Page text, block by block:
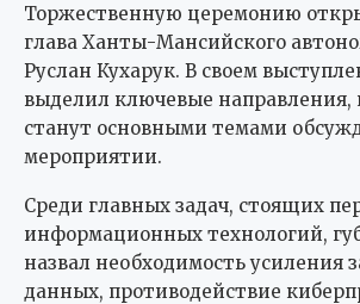
Торжественную церемонию
глава Ханты-Мансийского
Руслан Кухарук. В своем
выделил ключевые направления,
станут основными темами
мероприятии.
Среди главных задач, стоящих
информационных технологий,
назвал необходимость усиления
данных, противодействие